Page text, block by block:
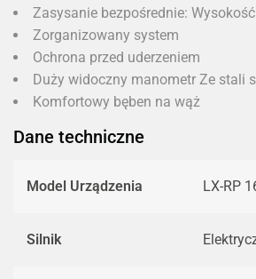
Zasysanie bezpośrednie:
Zorganizowany system
Ochrona przed uderzeniem
Duży widoczny manometr Ze stali
Komfortowy bęben na wąż
Dane techniczne
Model Urządzenia LX-RP
Silnik